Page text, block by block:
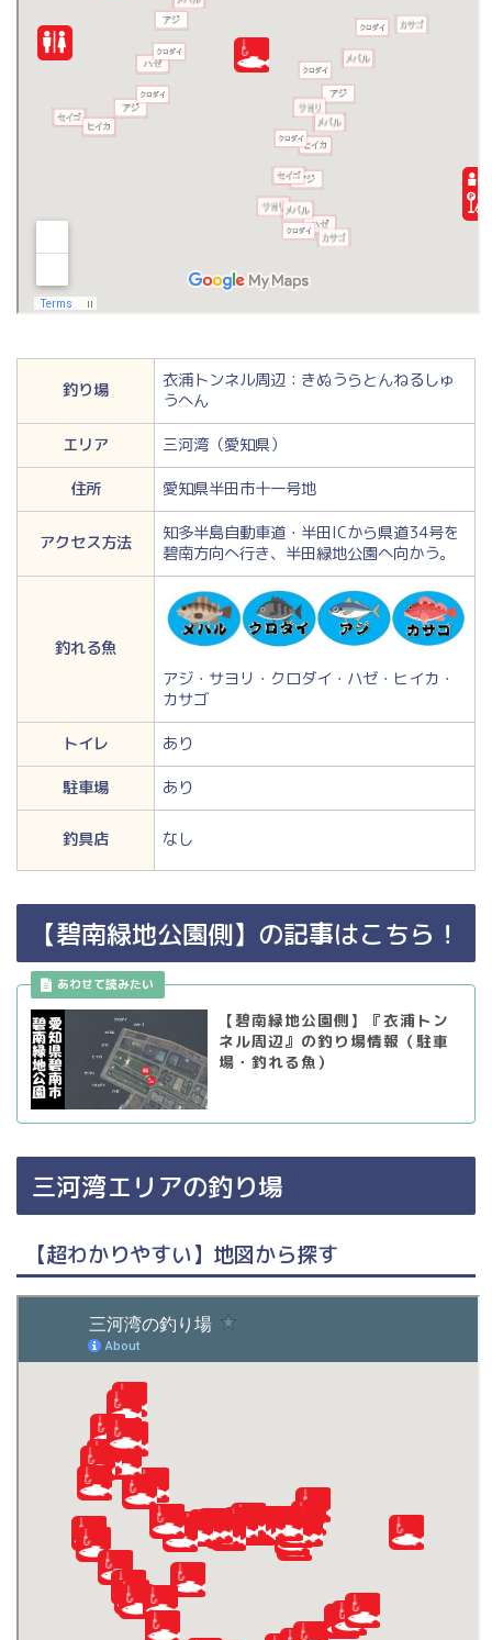
釣り場
衣浦トンネル周辺：きぬうらとんねるしゅ
うへん
エリア
三河湾（愛知県）
住所
愛知県半田市十一号地
アクセス方法
知多半島自動車道・半田ICから県道34号を
碧南方向へ行き、半田緑地公園へ向かう。
釣れる魚
アジ・サヨリ・クロダイ・ハゼ・ヒイカ・
カサゴ
トイレ
あり
駐車場
あり
釣具店 なし
【碧南緑地公園側】の記事はこちら！
【碧南緑地公園側】『衣浦トン
ネル周辺』の釣り場情報（駐車
場・釣れる魚）
三河湾エリアの釣り場
【超わかりやすい】地図から探す